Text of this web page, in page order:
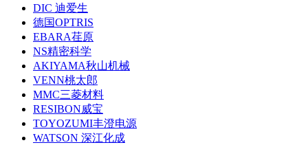
DIC 迪爱生
德国OPTRIS
EBARA荏原
NS精密科学
AKIYAMA秋山机械
VENN桃太郎
MMC三菱材料
RESIBON威宝
TOYOZUMI丰澄电源
WATSON 深江化成